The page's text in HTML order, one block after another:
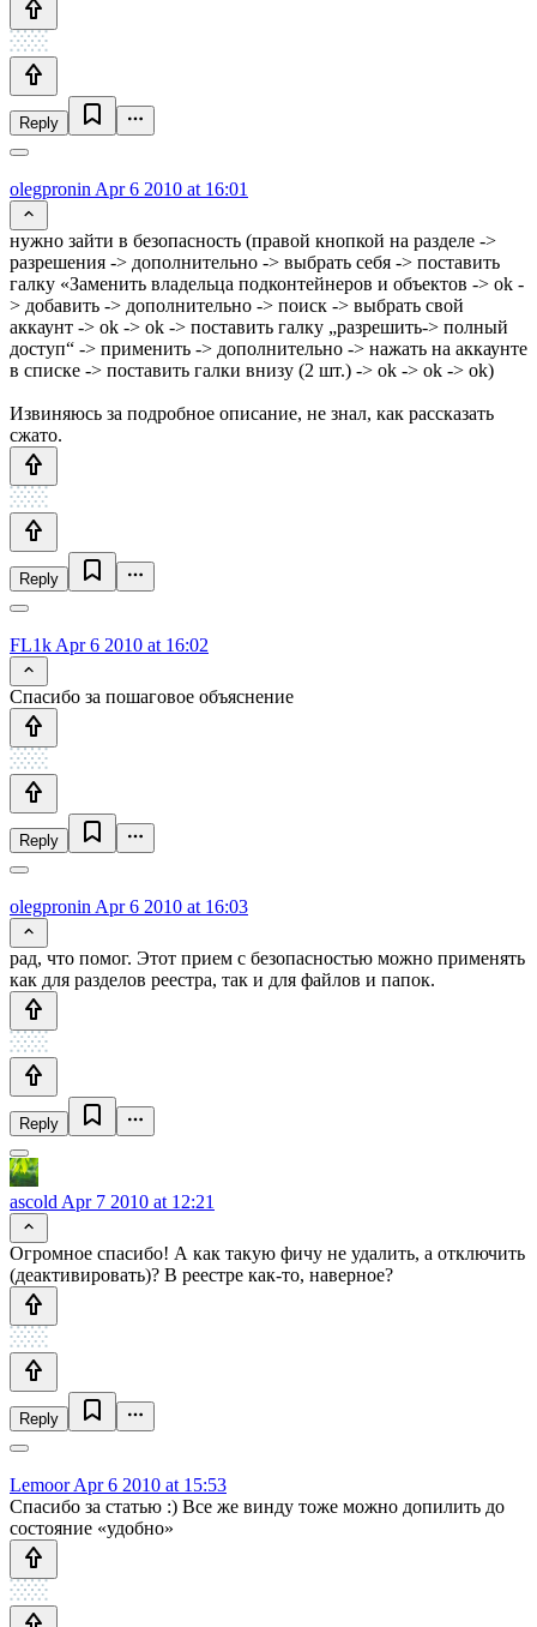
Reply
olegpronin Apr 6 2010 at 16:01
нужно зайти в безопасность (правой кнопкой на разделе ->
разрешения -> дополнительно -> выбрать себя -> поставить
галку «Заменить владельца подконтейнеров и объектов -> ok -
> добавить -> дополнительно -> поиск -> выбрать свой
аккаунт -> ok -> ok -> поставить галку „разрешить-> полный
доступ“ -> применить -> дополнительно -> нажать на аккаунте
в списке -> поставить галки внизу (2 шт.) -> ok -> ok -> ok)
Извиняюсь за подробное описание, не знал, как рассказать
сжато.
Reply
FL1k Apr 6 2010 at 16:02
Спасибо за пошаговое объяснение
Reply
olegpronin Apr 6 2010 at 16:03
рад, что помог. Этот прием с безопасностью можно применять
как для разделов реестра, так и для файлов и папок.
Reply
ascold Apr 7 2010 at 12:21
Огромное спасибо! А как такую фичу не удалить, а отключить
(деактивировать)? В реестре как-то, наверное?
Reply
LemoorApr 6 2010 at 15:53
Спасибо за статью :) Все же винду тоже можно допилить до
состояние «удобно»